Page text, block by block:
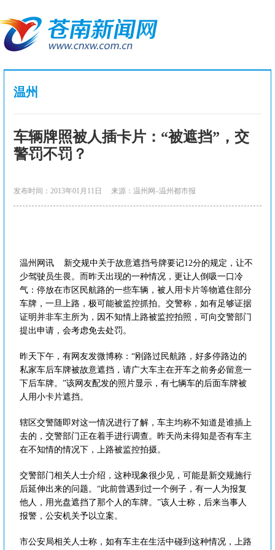
温州
车辆牌照被人插卡片：“被遮挡”，交
警罚不罚？
发布时间：2013年01月11日 来源：温州网–温州都市报
温州网讯 新交规中关于故意遮挡号牌要记12分的规定，让不
少驾驶员生畏。而昨天出现的一种情况，更让人倒吸一口冷
气：停放在市区民航路的一些车辆，被人用卡片等物遮住部分
车牌，一旦上路，极可能被监控抓拍。交警称，如有足够证据
证明并非车主所为，因不知情上路被监控拍照，可向交警部门
提出申请，会考虑免去处罚。
昨天下午，有网友发微博称：“刚路过民航路，好多停路边的
私家车后车牌被故意遮挡，请广大车主在开车之前务必留意一
下后车牌。”该网友配发的照片显示，有七辆车的后面车牌被
人用小卡片遮挡。
辖区交警随即对这一情况进行了解，车主均称不知道是谁插上
去的，交警部门正在着手进行调查。昨天尚未得知是否有车主
在不知情的情况下，上路被监控拍摄。
交警部门相关人士介绍，这种现象很少见，可能是新交规施行
后延伸出来的问题。“此前曾遇到过一个例子，有一人为报复
他人，用光盘遮挡了那个人的车牌。”该人士称，后来当事人
报警，公安机关予以立案。
市公安局相关人士称，如有车主在生活中碰到这种情况，上路